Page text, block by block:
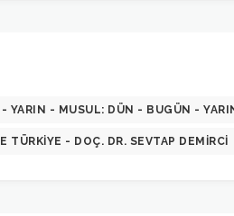
YARIN - MUSUL: DÜN - BUGÜN -
TÜRKIYE - DOÇ. DR. SEVTAP DEMIRCI